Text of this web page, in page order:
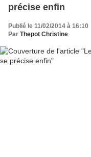
précise enfin
Publié le 11/02/2014 à 16:10
Par Thepot Christine